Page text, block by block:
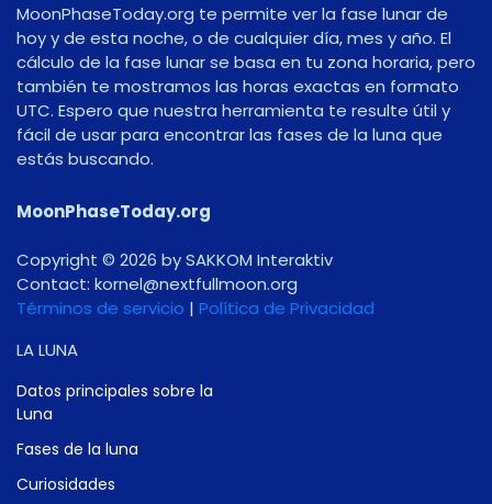
MoonPhaseToday.org te permite ver la fase lunar de
hoy y de esta noche, o de cualquier día, mes y año. El
cálculo de la fase lunar se basa en tu zona horaria, pero
también te mostramos las horas exactas en formato
UTC. Espero que nuestra herramienta te resulte útil y
fácil de usar para encontrar las fases de la luna que
estás buscando.
MoonPhaseToday.org
Copyright © 2026 by SAKKOM Interaktiv
Contact: gro.noomlluftxen@lenrok
Términos de servicio | Política de Privacidad
LA LUNA
Datos principales sobre la
Luna
Fases de la luna
Curiosidades